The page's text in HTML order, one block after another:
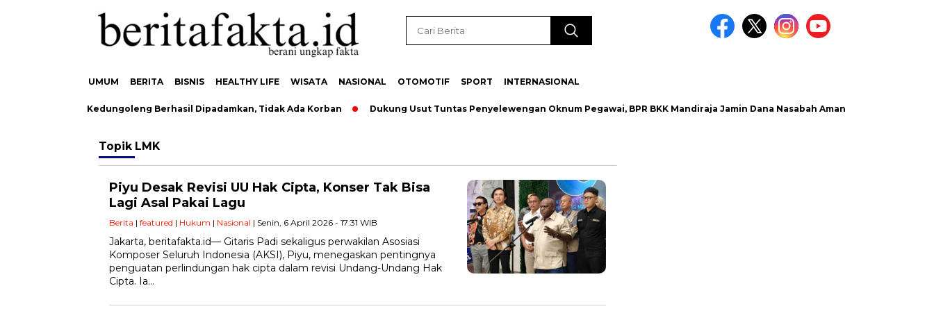
UMUM BERITA BISNIS HEALTHY LIFE WISATA NASIONAL OTOMOTIF SPORT INTERNASIONAL
Hutan Pinus di Kedungoleng Berhasil Dipadamkan, Tidak Ada Korban Dukung Usut Tuntas Penyelewengan Oknum Pegawai, BPR BKK Mandiraja Jamin Dana Nasabah Aman
Topik LMK
Piyu Desak Revisi UU Hak Cipta, Konser Tak Bisa
Lagi Asal Pakai Lagu
Berita | featured | Hukum | Nasional | Senin, 6 April 2026 - 17:31 WIB
Jakarta, beritafakta.id— Gitaris Padi sekaligus perwakilan Asosiasi
Komposer Seluruh Indonesia (AKSI), Piyu, menegaskan pentingnya
penguatan perlindungan hak cipta dalam revisi Undang-Undang Hak
Cipta. Ia…